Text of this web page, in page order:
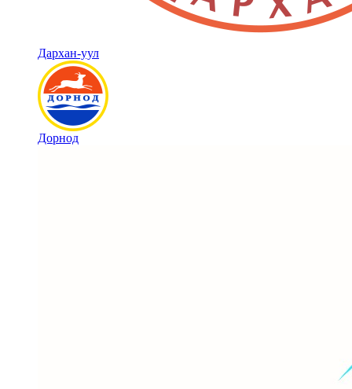
Дархан-уул
Дорнод